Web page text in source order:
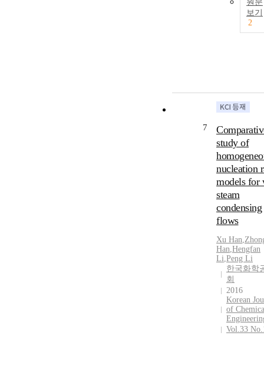
and Hill’s
growth law.
numerical
The numerical
results
ratio, the
condensation
decreases and
residue
liquid mass
in the flow
increases.
while
area ratio of
influences of
the
intensity and
mass fraction
be considered.
원문
보기
2
7
study of
nucleation
models for
steam
condensing
flows
Xu Han,
Han,Hengfan
Li,Peng Li
한국화학
회
2016
Korean
of
Vol.33